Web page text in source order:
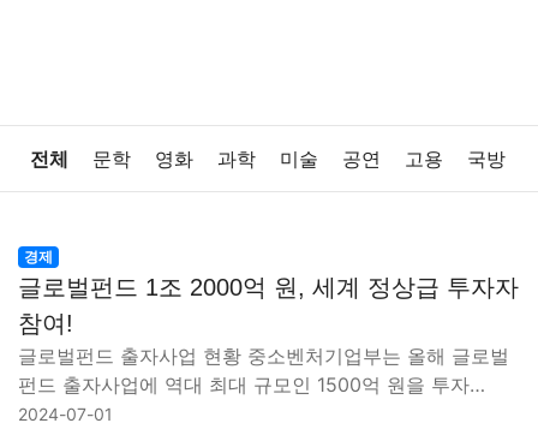
전체 문학 영화 과학 미술 공연 고용 국방
보건 질병 가요 방송 일상 주식 암호화폐
블록체인 결혼 육아 반려동물 패션 미용
증권 인테리어
경제
글로벌펀드 1조 2000억 원, 세계 정상급 투자자
참여!
글로벌펀드 출자사업 현황 중소벤처기업부는 올해 글로벌
펀드 출자사업에 역대 최대 규모인 1500억 원을 투자…
2024-07-01